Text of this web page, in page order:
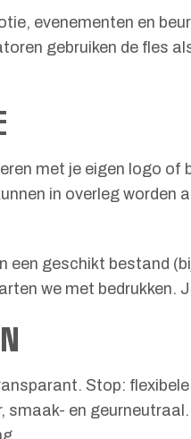
evenementen en
gebruiken de fles
met je eigen logo
in overleg
geschikt bestand
we met
Stop:
smaak- en